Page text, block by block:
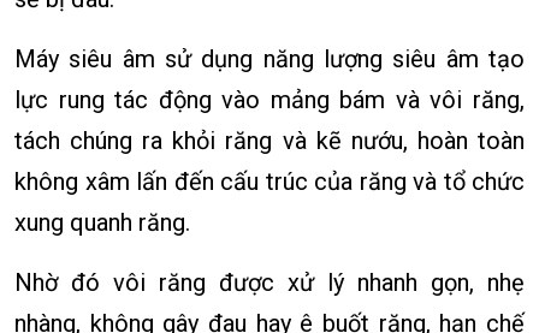
Máy siêu âm sử dụng năng lượng siêu âm tạo
lực rung tác động vào mảng bám và vôi răng,
tách chúng ra khỏi răng và kẽ nướu, hoàn toàn
không xâm lấn đến cấu trúc của răng và tổ chức
xung quanh răng.
Nhờ đó vôi răng được xử lý nhanh gọn, nhẹ
nhàng, không gây đau hay ê buốt răng, hạn chế